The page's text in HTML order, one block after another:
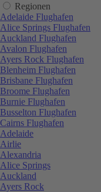
Regionen
Adelaide Flughafen
Alice Springs Flughafen
Auckland Flughafen
Avalon Flughafen
Ayers Rock Flughafen
Blenheim Flughafen
Brisbane Flughafen
Broome Flughafen
Burnie Flughafen
Busselton Flughafen
Cairns Flughafen
Adelaide
Airlie
Alexandria
Alice Springs
Auckland
Ayers Rock